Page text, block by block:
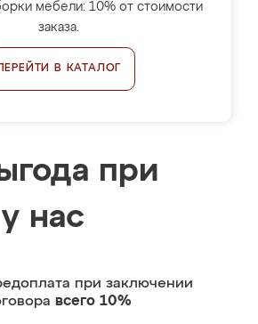
мебели: 10% от стоимости
заказа.
В КАТАЛОГ
при
нас
при заключении
всего 10%